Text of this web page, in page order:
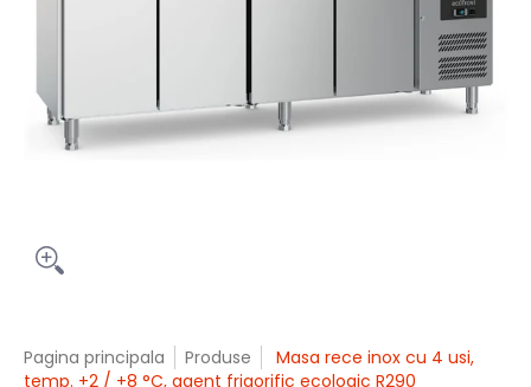
Pagina principala Produse
Masa rece inox cu 4 usi,
temp. +2 / +8 °C, agent frigorific ecologic R290